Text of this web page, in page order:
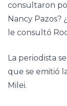
consultaron
Nancy Pazos?
le consultó
La periodista
que se emitió
Milei.